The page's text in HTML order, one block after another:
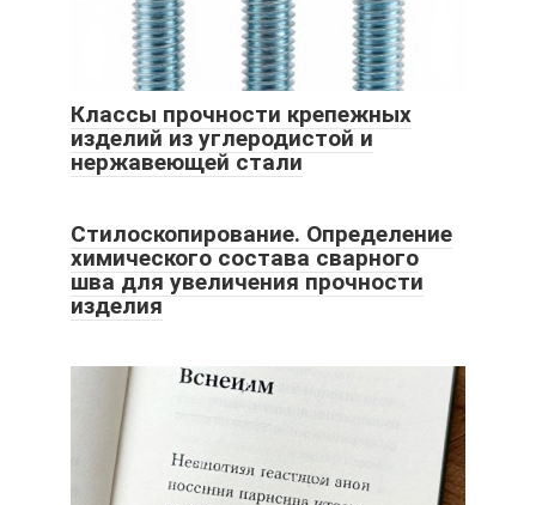
Классы прочности крепежных
изделий из углеродистой и
нержавеющей стали
Стилоскопирование. Определение
химического состава сварного
шва для увеличения прочности
изделия